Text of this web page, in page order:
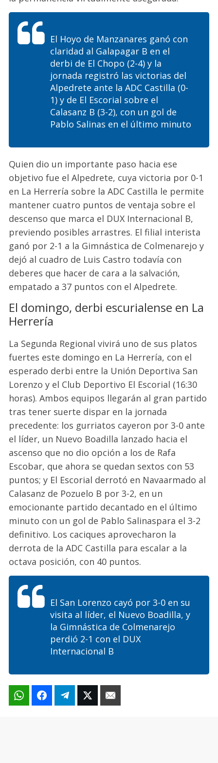
El Hoyo de Manzanares ganó con
claridad al Galapagar B en el
derbi de El Chopo (2-4) y la
jornada registró las victorias del
Alpedrete ante la ADC Castilla (0-
1) y de El Escorial sobre el
Calasanz B (3-2), con un gol de
Pablo Salinas en el último minuto
Quien dio un importante paso hacia ese
objetivo fue el Alpedrete, cuya victoria por 0-1
en La Herrería sobre la ADC Castilla le permite
mantener cuatro puntos de ventaja sobre el
descenso que marca el DUX Internacional B,
previendo posibles arrastres. El filial interista
ganó por 2-1 a la Gimnástica de Colmenarejo y
dejó al cuadro de Luis Castro todavía con
deberes que hacer de cara a la salvación,
empatado a 37 puntos con el Alpedrete.
El domingo, derbi escurialense en La
Herrería
La Segunda Regional vivirá uno de sus platos
fuertes este domingo en La Herrería, con el
esperado derbi entre la Unión Deportiva San
Lorenzo y el Club Deportivo El Escorial (16:30
horas). Ambos equipos llegarán al gran partido
tras tener suerte dispar en la jornada
precedente: los gurriatos cayeron por 3-0 ante
el líder, un Nuevo Boadilla lanzado hacia el
ascenso que no dio opción a los de Rafa
Escobar, que ahora se quedan sextos con 53
puntos; y El Escorial derrotó en Navaarmado al
Calasanz de Pozuelo B por 3-2, en un
emocionante partido decantado en el último
minuto con un gol de Pablo Salinaspara el 3-2
definitivo. Los caciques aprovecharon la
derrota de la ADC Castilla para escalar a la
octava posición, con 40 puntos.
El San Lorenzo cayó por 3-0 en su
visita al líder, el Nuevo Boadilla, y
la Gimnástica de Colmenarejo
perdió 2-1 con el DUX
Internacional B